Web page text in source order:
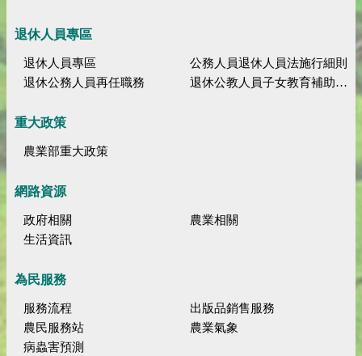
退休人員專區
退休人員專區
公務人員退休人員法施行細則
退休公務人員再任職務
退休公教人員子女教育補助規定
重大政策
農業部重大政策
網路資源
政府相關
農業相關
生活資訊
為民服務
服務流程
出版品銷售服務
農民服務站
農業氣象
病蟲害預測